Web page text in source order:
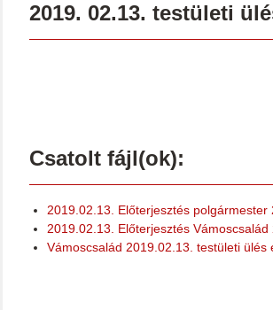
2019. 02.13. testületi
Csatolt fájl(ok):
2019.02.13. Előterjesztés
2019.02.13. Előterjesztés
Vámoscsalád 2019.02.13. testületi ülés